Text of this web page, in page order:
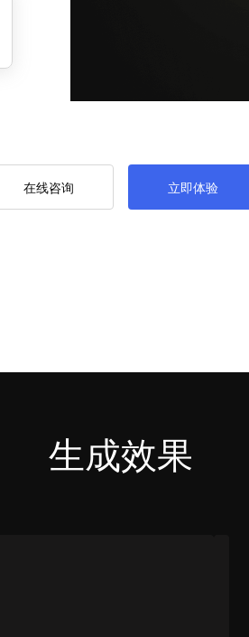
在线咨询 立即体验
生成效果